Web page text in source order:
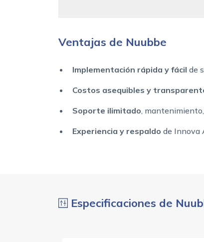
Ventajas de Nuubbe
Implementación rápida y fácil de
Costos asequibles y
Soporte ilimitado,
Experiencia y respaldo de Innova
Especificaciones de